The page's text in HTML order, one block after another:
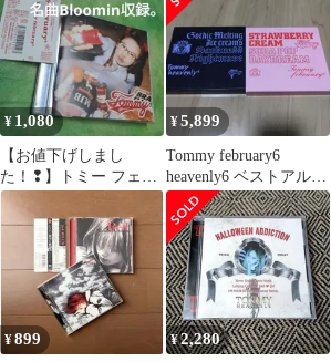
¥ 1,080
【お値下げしまし
た！❢】トミー フェブ
february6
¥5,899
Tommy february6
heavenly6 ベストアルバ
ム
¥899 ¥2,280